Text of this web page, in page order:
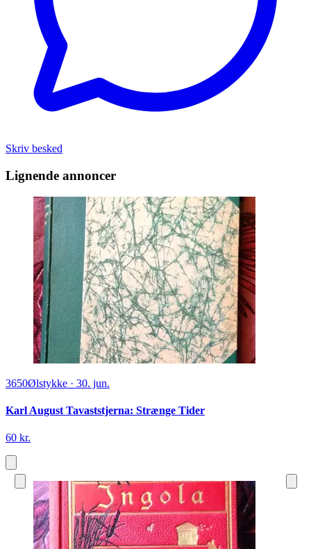
Skriv besked
Lignende annoncer
3650Ølstykke · 30. jun.
Karl August Tavaststjerna: Strænge Tider
60 kr.